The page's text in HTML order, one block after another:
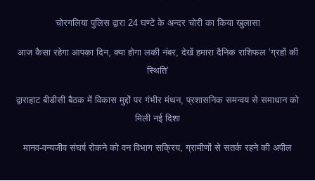
चोरगलिया पुलिस द्वारा 24 घण्टे के अन्दर चोरी का किया खुलासा
आज कैसा रहेगा आपका दिन, क्या होगा लकी नंबर, देखें हमारा दैनिक राशिफल ‘ग्रहों की
स्थिति’
द्वाराहाट बीडीसी बैठक में विकास मुद्दों पर गंभीर मंथन, प्रशासनिक समन्वय से समाधान को
मिली नई दिशा
मानव-वन्यजीव संघर्ष रोकने को वन विभाग सक्रिय, ग्रामीणों से सतर्क रहने की अपील